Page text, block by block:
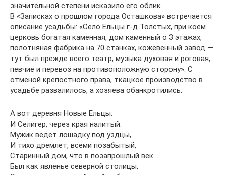
значительной степени исказило его облик.
В «Записках о прошлом города Осташкова» встречается
описание усадьбы: «Село Ельцы г-д Толстых, при коем
церковь богатая каменная, дом каменный о 3 этажах,
полотняная фабрика на 70 станках, кожевенный завод —
тут был прежде всего театр, музыка духовая и роговая,
певчие и перевоз на противоположную сторону». С
отменой крепостного права, ткацкое производство в
усадьбе развалилось, а хозяева обанкротились.
А вот деревня Новые Ельцы.
И Селигер, через края налитый.
Мужик ведет лошадку под уздцы,
И тихо дремлет, всеми позабытый,
Старинный дом, что в позапрошлый век
Был как явленье северной столицы,